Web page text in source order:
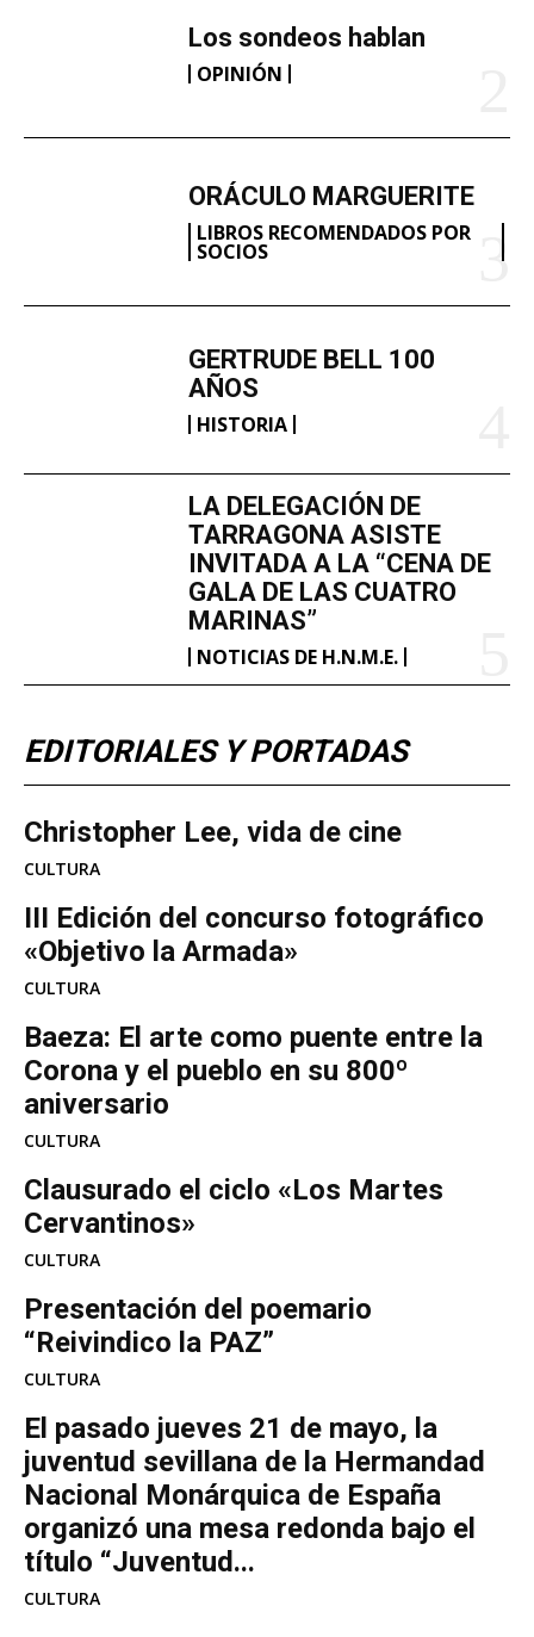
Los sondeos hablan
OPINIÓN
ORÁCULO MARGUERITE
LIBROS RECOMENDADOS POR
SOCIOS
GERTRUDE BELL 100
AÑOS
HISTORIA
LA DELEGACIÓN DE
TARRAGONA ASISTE
INVITADA A LA “CENA DE
GALA DE LAS CUATRO
MARINAS”
NOTICIAS DE H.N.M.E.
EDITORIALES Y PORTADAS
Christopher Lee, vida de cine
CULTURA
III Edición del concurso fotográfico
«Objetivo la Armada»
CULTURA
Baeza: El arte como puente entre la
Corona y el pueblo en su 800º
aniversario
CULTURA
Clausurado el ciclo «Los Martes
Cervantinos»
CULTURA
Presentación del poemario
“Reivindico la PAZ”
CULTURA
El pasado jueves 21 de mayo, la
juventud sevillana de la Hermandad
Nacional Monárquica de España
organizó una mesa redonda bajo el
título “Juventud...
CULTURA